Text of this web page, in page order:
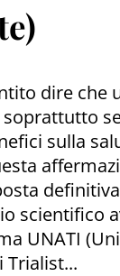
dire che
sulla
scientifico
UNATI
Trialist...